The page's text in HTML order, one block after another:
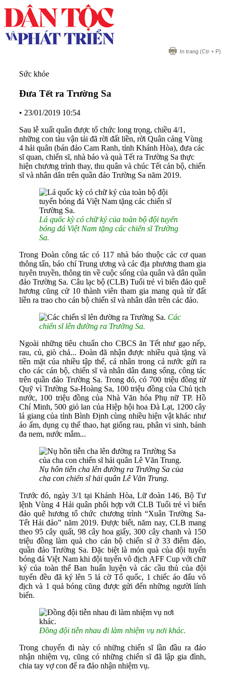
In trang (Ctr + P)
Sức khỏe
Đưa Tết ra Trường Sa
• 23/01/2019 10:54
Sau lễ xuất quân được tổ chức long trọng, chiều 4/1,
những con tàu vận tải đã rời đất liền, rời Quân cảng Vùng
4 hải quân (bán đảo Cam Ranh, tỉnh Khánh Hòa), đưa các
sĩ quan, chiến sĩ, nhà báo và quà Tết ra Trường Sa thực
hiện chương trình thay, thu quân và chúc Tết cán bộ, chiến
sĩ và nhân dân trên quần đảo Trường Sa năm 2019.
Lá quốc kỳ có chữ ký của toàn bộ đội tuyển
bóng đá Việt Nam tặng các chiến sĩ Trường
Sa.
Trong Đoàn công tác có 117 nhà báo thuộc các cơ quan
thông tấn, báo chí Trung ương và các địa phương tham gia
tuyên truyền, thông tin về cuộc sống của quân và dân quần
đảo Trường Sa. Câu lạc bộ (CLB) Tuổi trẻ vì biển đảo quê
hương cũng cử 10 thành viên tham gia mang quà từ đất
liền ra trao cho cán bộ chiến sĩ và nhân dân trên các đảo.
Các
chiến sĩ lên đường ra Trường Sa.
Ngoài những tiêu chuẩn cho CBCS ăn Tết như gạo nếp,
rau, củ, giò chả... Đoàn đã nhận được nhiều quà tặng và
tiền mặt của nhiều tập thể, cá nhân trong cả nước gửi ra
cho các cán bộ, chiến sĩ và nhân dân đang sống, công tác
trên quần đảo Trường Sa. Trong đó, có 700 triệu đồng từ
Quỹ vì Trường Sa-Hoàng Sa, 100 triệu đồng của Chủ tịch
nước, 100 triệu đồng của Nhà Văn hóa Phụ nữ TP. Hồ
Chí Minh, 500 giỏ lan của Hiệp hội hoa Đà Lạt, 1200 cây
lá giang của tỉnh Bình Định cùng nhiều hiện vật khác như
áo ấm, dụng cụ thể thao, hạt giống rau, phân vi sinh, bánh
đa nem, nước mắm...
Nụ hôn tiễn cha lên đường ra Trường Sa của
cha con chiến sĩ hải quân Lê Văn Trung.
Trước đó, ngày 3/1 tại Khánh Hòa, Lữ đoàn 146, Bộ Tư
lệnh Vùng 4 Hải quân phối hợp với CLB Tuổi trẻ vì biển
đảo quê hương tổ chức chương trình “Xuân Trường Sa-
Tết Hải đảo” năm 2019. Được biết, năm nay, CLB mang
theo 95 cây quất, 98 cây hoa giấy, 300 cây chanh và 150
triệu đồng làm quà cho cán bộ chiến sĩ ở 33 điểm đảo,
quần đảo Trường Sa. Đặc biệt là món quà của đội tuyển
bóng đá Việt Nam khi đội tuyển vô địch AFF Cup với chữ
ký của toàn thể Ban huấn luyện và các cầu thủ của đội
tuyển đều đã ký lên 5 lá cờ Tổ quốc, 1 chiếc áo đấu vô
địch và 1 quả bóng cũng được gửi đến những người lính
biển.
Đồng đội tiễn nhau đi làm nhiệm vụ nơi khác.
Trong chuyến đi này có những chiến sĩ lần đầu ra đảo
nhận nhiệm vụ, cũng có những chiến sĩ đã lập gia đình,
chia tay vợ con để ra đảo nhận nhiệm vụ.